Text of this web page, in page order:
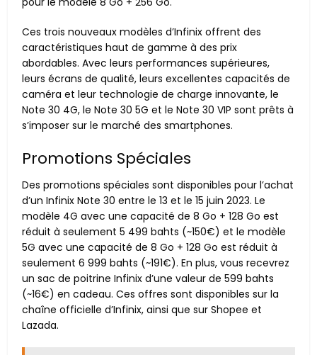
Ces trois nouveaux modèles d’Infinix offrent des
caractéristiques haut de gamme à des prix
abordables. Avec leurs performances supérieures,
leurs écrans de qualité, leurs excellentes capacités de
caméra et leur technologie de charge innovante, le
Note 30 4G, le Note 30 5G et le Note 30 VIP sont prêts à
s’imposer sur le marché des smartphones.
Promotions Spéciales
Des promotions spéciales sont disponibles pour l’achat
d’un Infinix Note 30 entre le 13 et le 15 juin 2023. Le
modèle 4G avec une capacité de 8 Go + 128 Go est
réduit à seulement 5 499 bahts (~150€) et le modèle
5G avec une capacité de 8 Go + 128 Go est réduit à
seulement 6 999 bahts (~191€). En plus, vous recevrez
un sac de poitrine Infinix d’une valeur de 599 bahts
(~16€) en cadeau. Ces offres sont disponibles sur la
chaîne officielle d’Infinix, ainsi que sur Shopee et
Lazada.